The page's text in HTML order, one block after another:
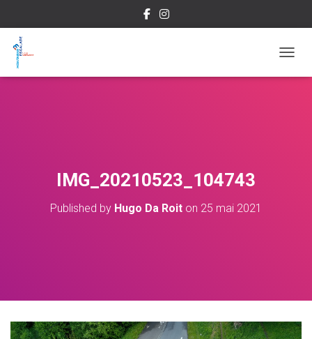
IMG_20210523_104743
Published by Hugo Da Roit on 25 mai 2021